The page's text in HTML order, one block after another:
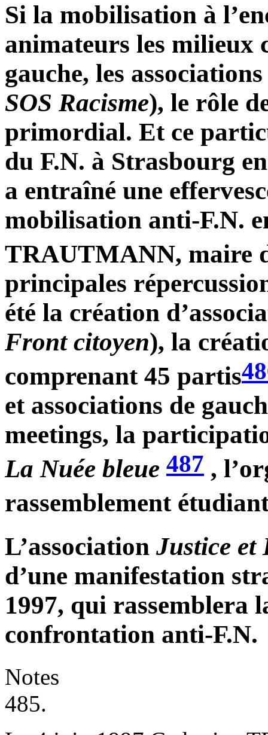
Si la mobilisation à
animateurs les milieux
gauche, les
SOS Racisme), le rôle
primordial. Et ce
du F.N. à Strasbourg
a entraîné une
mobilisation anti-F.N.
TRAUTMANN, maire
principales
été la création
Front citoyen), la
comprenant 45 partis
et associations de
meetings, la
La Nuée bleue 487 ,
rassemblement
L’association Justice et
d’une manifestation
1997, qui rassemblera
confrontation anti-F.N.
Notes
485.